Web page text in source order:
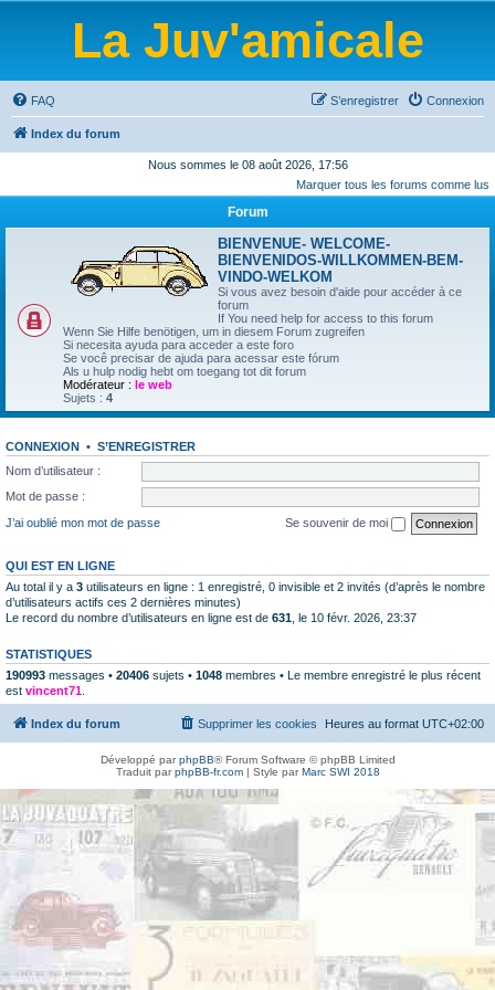
La Juv'amicale
FAQ Connexion
S’enregistrer
Index du forum
Nous sommes le 08 août 2026, 17:56
Marquer tous les forums comme lus
Forum
BIENVENUE- WELCOME-
BIENVENIDOS-WILLKOMMEN-BEM-
VINDO-WELKOM
Si vous avez besoin d'aide pour accéder à ce
forum
If You need help for access to this forum
Wenn Sie Hilfe benötigen, um in diesem Forum zugreifen
Si necesita ayuda para acceder a este foro
Se você precisar de ajuda para acessar este fórum
Als u hulp nodig hebt om toegang tot dit forum
Modérateur : le web
Sujets : 4
CONNEXION • S’ENREGISTRER
Nom d’utilisateur :
Mot de passe :
J’ai oublié mon mot de passe
Se souvenir de moi
QUI EST EN LIGNE
Au total il y a 3 utilisateurs en ligne : 1 enregistré, 0 invisible et 2 invités (d’après le nombre
d’utilisateurs actifs ces 2 dernières minutes)
Le record du nombre d’utilisateurs en ligne est de 631 , le 10 févr. 2026, 23:37
STATISTIQUES
190993 messages • 20406 sujets • 1048 membres • Le membre enregistré le plus récent
est vincent71
Index du forum Heures au format UTC+02:00
Supprimer les cookies
Développé parphpBB® Forum Software © phpBB Limited
Traduit parphpBB-fr.com| Style parMarc SWI 2018